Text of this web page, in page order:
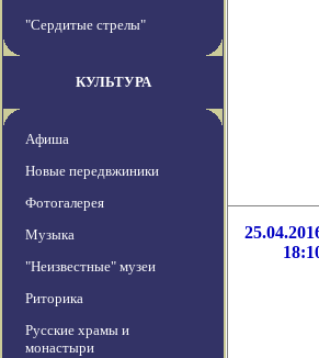
"Сердитые стрелы"
КУЛЬТУРА
Афиша
Новые передвжиники
Фотогалерея
Музыка
"Неизвестные" музеи
Риторика
Русские храмы и
монастыри